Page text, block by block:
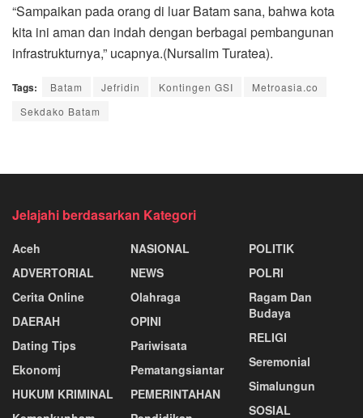
“Sampaikan pada orang di luar Batam sana, bahwa kota
kita ini aman dan indah dengan berbagai pembangunan
infrastrukturnya,” ucapnya.(Nursalim Turatea).
Tags: Batam Jefridin Kontingen GSI
Metroasia.co
Sekdako Batam
Jelajahi berdasarkan Kategori
Aceh
ADVERTORIAL
Cerita Online
DAERAH
Dating Tips
Ekonomj
HUKUM KRIMINAL
NASIONAL
NEWS
Olahraga
OPINI
Pariwisata
Pematangsiantar
PEMERINTAHAN
POLITIK
POLRI
Ragam Dan
Budaya
RELIGI
Seremonial
Simalungun
SOSIAL